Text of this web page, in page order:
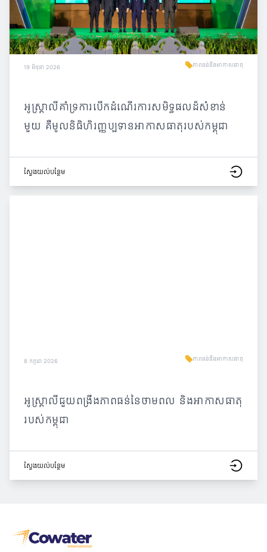
19 មិថុនា 2026 ភាពធន់នឹងអាកាសធាតុ
អូស្ត្រាលីគាំទ្រការបើកដំណើរការសមិទ្ធផលដ៏សំខាន់
មួយ គឺមូលនិធិហិរញ្ញប្បទានអាកាសធាតុរបស់កម្ពុជា
ស្វែង​យល់​បន្ថែម
8 កក្កដា 2026 ភាពធន់នឹងអាកាសធាតុ
អូស្ត្រាលីជួយពង្រឹងភាពធន់នៃថាមពល និងអាកាសធាតុ
របស់កម្ពុជា
ស្វែង​យល់​បន្ថែម